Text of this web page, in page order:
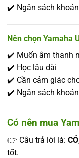
✔️ Ngân sách
Nên chọn Yamaha
✔️ Muốn âm thanh
✔️ Học lâu dài
✔️ Cần cảm giác
✔️ Ngân sách
Có nên mua
👉 Câu trả lời là: CÓ
tốt.